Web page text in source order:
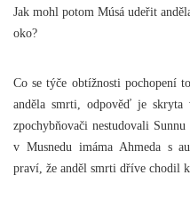
Jak mohl potom Músá udeřit
oko?
Co se týče obtížnosti pochopení
anděla smrti, odpověď je
zpochybňovači nestudovali
v Musnedu imáma Ahmeda s
praví, že anděl smrti dříve chodil